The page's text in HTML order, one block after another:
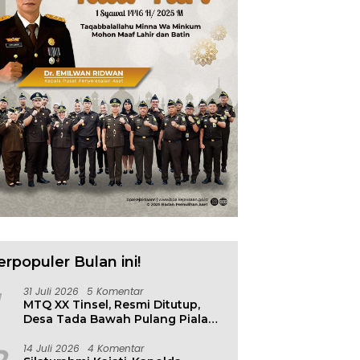
Bulan ini!
31 Juli 2026 5 Komentar
MTQ XX Tinsel, Resmi Ditutup,
Desa Tada Bawah Pulang Piala
14 Juli 2026 4 Komentar